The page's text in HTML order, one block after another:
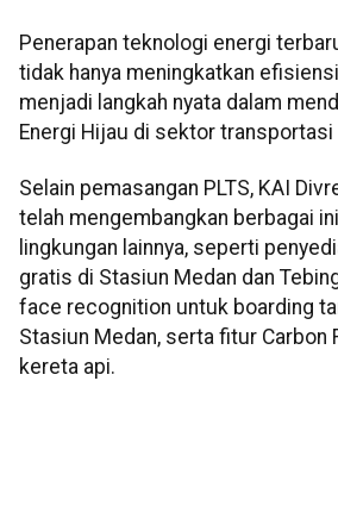
Penerapan teknologi energi
tidak hanya meningkatkan
menjadi langkah nyata dalam
Energi Hijau di sektor transportasi
Selain pemasangan PLTS, KAI
telah mengembangkan berbagai
lingkungan lainnya, seperti
gratis di Stasiun Medan dan
face recognition untuk boarding
Stasiun Medan, serta fitur Carbon
kereta api.